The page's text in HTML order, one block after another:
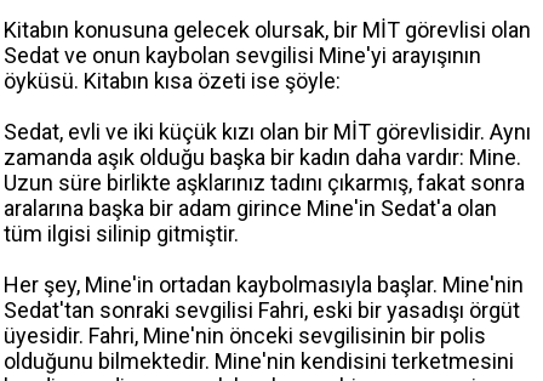
Kitabın konusuna gelecek olursak, bir MİT görevlisi olan
Sedat ve onun kaybolan sevgilisi Mine'yi arayışının
öyküsü. Kitabın kısa özeti ise şöyle:
Sedat, evli ve iki küçük kızı olan bir MİT görevlisidir. Aynı
zamanda aşık olduğu başka bir kadın daha vardır: Mine.
Uzun süre birlikte aşklarınız tadını çıkarmış, fakat sonra
aralarına başka bir adam girince Mine'in Sedat'a olan
tüm ilgisi silinip gitmiştir.
Her şey, Mine'in ortadan kaybolmasıyla başlar. Mine'nin
Sedat'tan sonraki sevgilisi Fahri, eski bir yasadışı örgüt
üyesidir. Fahri, Mine'nin önceki sevgilisinin bir polis
olduğunu bilmektedir. Mine'nin kendisini terketmesini